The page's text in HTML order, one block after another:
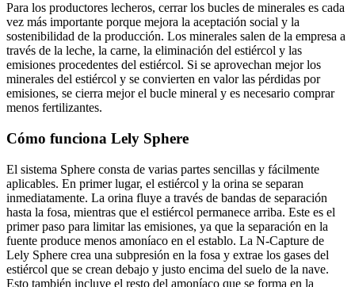
Para los productores lecheros, cerrar los bucles de minerales es cada
vez más importante porque mejora la aceptación social y la
sostenibilidad de la producción. Los minerales salen de la empresa a
través de la leche, la carne, la eliminación del estiércol y las
emisiones procedentes del estiércol. Si se aprovechan mejor los
minerales del estiércol y se convierten en valor las pérdidas por
emisiones, se cierra mejor el bucle mineral y es necesario comprar
menos fertilizantes.
Cómo funciona Lely Sphere
El sistema Sphere consta de varias partes sencillas y fácilmente
aplicables. En primer lugar, el estiércol y la orina se separan
inmediatamente. La orina fluye a través de bandas de separación
hasta la fosa, mientras que el estiércol permanece arriba. Este es el
primer paso para limitar las emisiones, ya que la separación en la
fuente produce menos amoníaco en el establo. La N-Capture de
Lely Sphere crea una subpresión en la fosa y extrae los gases del
estiércol que se crean debajo y justo encima del suelo de la nave.
Esto también incluye el resto del amoníaco que se forma en la